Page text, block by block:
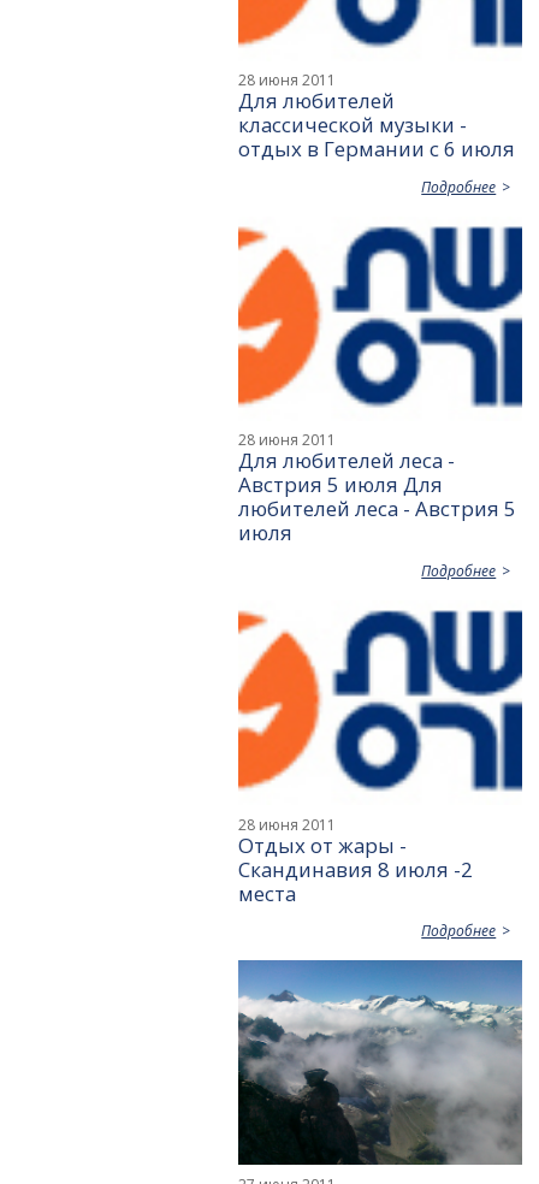
28 июня 2011
Для любителей
классической музыки -
отдых в Германии с 6 июля
Подробнее
28 июня 2011
Для любителей леса -
Австрия 5 июля Для
любителей леса - Австрия 5
июля
Подробнее
28 июня 2011
Отдых от жары -
Скандинавия 8 июля -2
места
Подробнее